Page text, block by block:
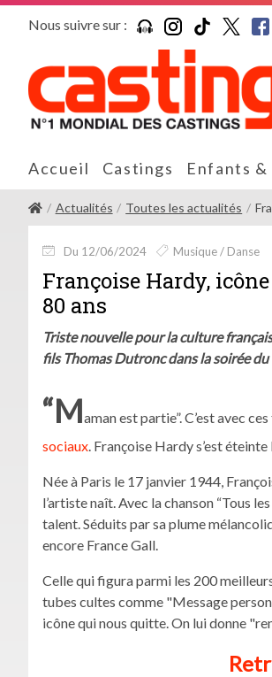
Nous suivre sur :
Accueil Castings Enfants &
Actualités Toutes les actualités
Du 12/06/2024 Musique / Danse
Françoise Hardy,
80 ans
Triste nouvelle pour la culture
fils Thomas Dutronc dans la soirée du
“Maman est partie”. C’est avec
sociaux. Françoise Hardy s’est
Née à Paris le 17 janvier 1944,
l’artiste naît. Avec la chanson “Tous
talent. Séduits par sa plume
encore France Gall.
Celle qui figura parmi les 200
tubes cultes comme "Message
icône qui nous quitte. On lui donne